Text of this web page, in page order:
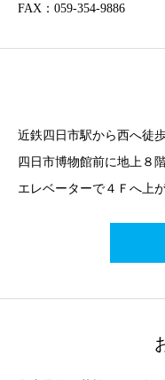
FAX：059-354-9886
近鉄四日市駅から西へ徒
四日市博物館前に地上８
エレベーターで４Ｆへ上